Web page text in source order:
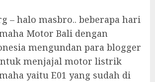
– halo masbro.. beberapa hari
Motor Bali dengan
mengundan para blogger
menjajal motor listrik
yaitu E01 yang sudah di